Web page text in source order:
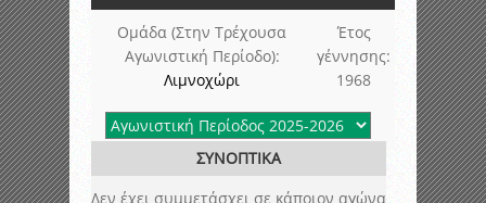
Ομάδα (Στην Τρέχουσα
Αγωνιστική Περίοδο):
Λιμνοχώρι
Έτος
γέννησης:
1968
ΣΥΝΟΠΤΙΚΑ
Δεν έχει συμμετάσχει σε κάποιον αγώνα